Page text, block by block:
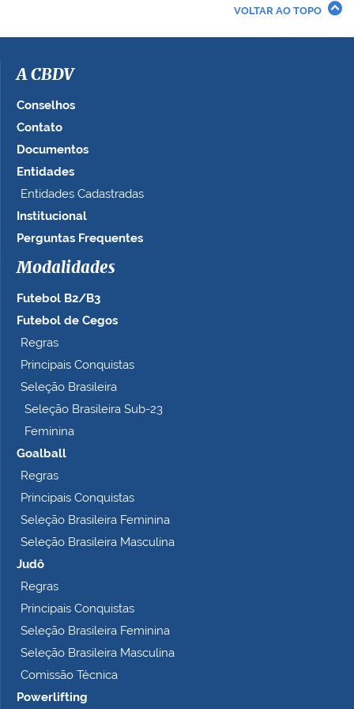
i
a
e
o
t
a
n
o
o
m
e
t
VOLTAR AO TOPO
A CBDV
Conselhos
Contato
Documentos
Entidades
Entidades Cadastradas
Institucional
Perguntas Frequentes
Modalidades
Futebol B2/B3
Futebol de Cegos
Regras
Principais Conquistas
Seleção Brasileira
Seleção Brasileira Sub-23
Feminina
Goalball
Regras
Principais Conquistas
Seleção Brasileira Feminina
Seleção Brasileira Masculina
Judô
Regras
Principais Conquistas
Seleção Brasileira Feminina
Seleção Brasileira Masculina
Comissão Técnica
Powerlifting